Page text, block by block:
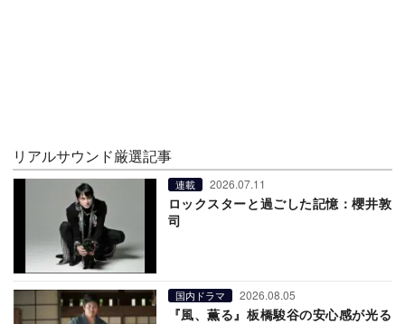
リアルサウンド厳選記事
連載 2026.07.11
ロックスターと過ごした記憶：櫻井敦
司
国内ドラマ 2026.08.05
『風、薫る』板橋駿谷の安心感が光る